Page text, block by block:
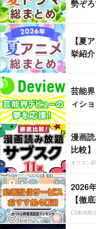
勢ぞろ
【夏
挙紹介
芸能
ィシ
漫画
比較】
オリコン
2026
【徹
CS動画配